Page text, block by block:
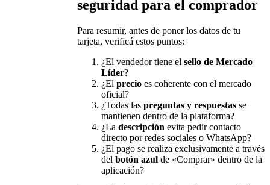
seguridad para el comprador
Para resumir, antes de poner los datos de tu
tarjeta, verificá estos puntos:
¿El vendedor tiene el sello de Mercado
Líder?
¿El precio es coherente con el mercado
oficial?
¿Todas las preguntas y respuestas se
mantienen dentro de la plataforma?
¿La descripción evita pedir contacto
directo por redes sociales o WhatsApp?
¿El pago se realiza exclusivamente a través
del botón azul de «Comprar» dentro de la
aplicación?